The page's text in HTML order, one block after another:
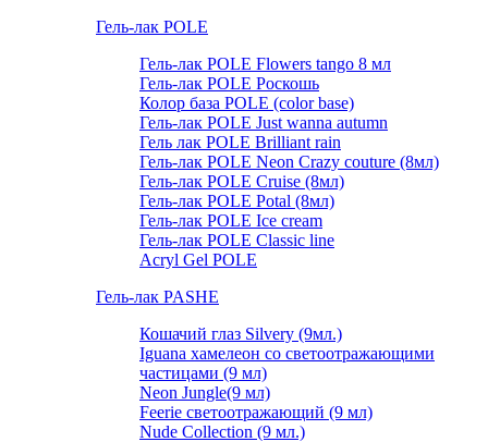
Гель-лак POLE
Гель-лак POLE Flowers tango 8 мл
Гель-лак POLE Роскошь
Колор база POLE (color base)
Гель-лак POLE Just wanna autumn
Гель лак POLE Brilliant rain
Гель-лак POLE Neon Crazy couture (8мл)
Гель-лак POLE Cruise (8мл)
Гель-лак POLE Potal (8мл)
Гель-лак POLE Ice cream
Гель-лак POLE Classic line
Acryl Gel POLE
Гель-лак PASHE
Кошачий глаз Silvery (9мл.)
Iguana хамелеон со светоотражающими
частицами (9 мл)
Neon Jungle(9 мл)
Feerie светоотражающий (9 мл)
Nude Collection (9 мл.)